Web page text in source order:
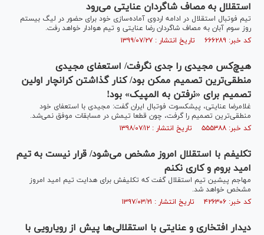
استقلال به مصاف شاگردان عنایتی می‌رود
تیم فوتبال استقلال در ادامه اردوی آماده‌سازی خود برای حضور در لیگ بیستم
روز سوم آبان به مصاف شاگردان رضا عنایتی و تیم هوادار خواهد رفت.
کد خبر: ۶۶۶۲۸۹ تاریخ انتشار : ۱۳۹۹/۰۷/۲۷
هیچ‌کس مجیدی را جدی نگرفت/ استعفای مجیدی
منطقی‌ترین تصمیم ممکن بود/ کنار گذاشتن کرانچار اولین
تصمیم برای «نرفتن به المپیک» بود!
غلامرضا عنایتی، پیشکسوت فوتبال ایران گفت: مجیدی با استعفای خود
منطقی‌ترین تصمیم را گرفت، چون قطعا تیمش در مسابقات موفق نمی‌شد.
کد خبر: ۵۵۵۳۸۸ تاریخ انتشار : ۱۳۹۸/۰۷/۱۲
تکلیفم با استقلال امروز مشخص می‌شود/ قرار نیست به تیم
امید بروم و کاری نکنم
مهاجم پیشین تیم استقلال گفت که تکلیفش برای هدایت تیم امید امروز
مشخص خواهد شد.
کد خبر: ۴۲۶۳۰۶ تاریخ انتشار : ۱۳۹۷/۰۳/۲۱
دیدار افتخاری و عنایتی با استقلالی‌ها پیش از رویارویی با